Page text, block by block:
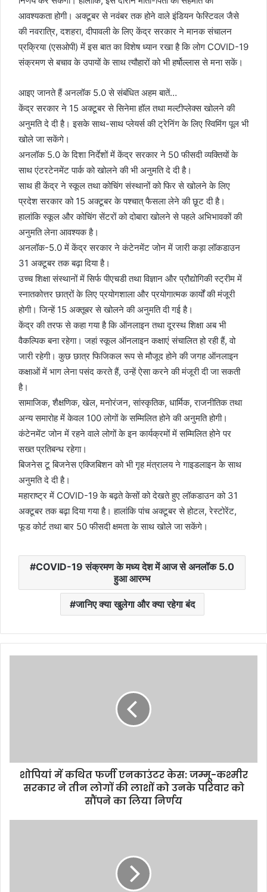
आवश्यकता होगी। अक्टूबर से नवंबर तक होने वाले इंडियन फेस्टिवल जैसे
की नवरात्रि, दशहरा, दीपावली के लिए केंद्र सरकार ने मानक संचालन
प्रक्रिया (एसओपी) में इस बात का विशेष ध्यान रखा है कि लोग COVID-19
संक्रमण से बचाव के उपायों के साथ त्यौहारों को भी हर्षोल्लास से मना सकें।
आइए जानते हैं अनलॉक 5.0 से संबंधित अहम बातें…
केंद्र सरकार ने 15 अक्टूबर से सिनेमा हॉल तथा मल्टीप्लेक्स खोलने की
अनुमति दे दी है। इसके साथ-साथ प्लेयर्स की ट्रेनिंग के लिए स्विमिंग पूल भी
खोले जा सकेंगे।
अनलॉक 5.0 के दिशा निर्देशों में केंद्र सरकार ने 50 फीसदी व्यक्तियों के
साथ एंटरटेनमेंट पार्क को खोलने की भी अनुमति दे दी है।
साथ ही केंद्र ने स्कूल तथा कोचिंग संस्थानों को फिर से खोलने के लिए
प्रदेश सरकार को 15 अक्टूबर के पश्चात् फैसला लेने की छूट दी है।
हालांकि स्कूल और कोचिंग सेंटरों को दोबारा खोलने से पहले अभिभावकों की
अनुमति लेना आवश्यक है।
अनलॉक-5.0 में केंद्र सरकार ने कंटेनमेंट जोन में जारी कड़ा लॉकडाउन
31 अक्टूबर तक बढ़ा दिया है।
उच्च शिक्षा संस्थानों में सिर्फ पीएचडी तथा विज्ञान और प्रौद्योगिकी स्ट्रीम में
स्नातकोत्तर छात्रों के लिए प्रयोगशाला और प्रयोगात्मक कार्यों की मंजूरी
होगी। जिन्हें 15 अक्तूबर से खोलने की अनुमति दी गई है।
केंद्र की तरफ से कहा गया है कि ऑनलाइन तथा दूरस्थ शिक्षा अब भी
वैकल्पिक बना रहेगा। जहां स्कूल ऑनलाइन कक्षाएं संचालित हो रही हैं, वो
जारी रहेगी। कुछ छात्र फिजिकल रूप से मौजूद होने की जगह ऑनलाइन
कक्षाओं में भाग लेना पसंद करते हैं, उन्हें ऐसा करने की मंजूरी दी जा सकती
है।
सामाजिक, शैक्षणिक, खेल, मनोरंजन, सांस्कृतिक, धार्मिक, राजनीतिक तथा
अन्य समारोह में केवल 100 लोगों के सम्मिलित होने की अनुमति होगी।
कंटेनमेंट जोन में रहने वाले लोगों के इन कार्यक्रमों में सम्मिलित होने पर
सख्त प्रतिबन्ध रहेगा।
बिजनेस टू बिजनेस एक्जिबिशन को भी गृह मंत्रालय ने गाइडलाइन के साथ
अनुमति दे दी है।
महाराष्ट्र में COVID-19 के बढ़ते केसों को देखते हुए लॉकडाउन को 31
अक्टूबर तक बढ़ा दिया गया है। हालांकि पांच अक्टूबर से होटल, रेस्टोरेंट,
फूड कोर्ट तथा बार 50 फीसदी क्षमता के साथ खोले जा सकेंगे।
COVID-19 संक्रमण के मध्य देश में आज से अनलॉक 5.0
हुआ आरम्भ
जानिए क्या खुलेगा और क्या रहेगा बंद
शोपियां में कथित फर्जी एनकाउंटर केस: जम्मू-कश्मीर
सरकार ने तीन लोगों की लाशों को उनके परिवार को
सौंपने का लिया निर्णय